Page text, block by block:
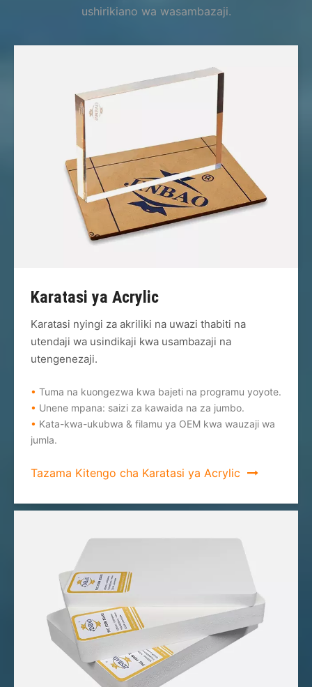
ushirikiano wa wasambazaji.
Karatasi ya Acrylic
Karatasi nyingi za akriliki na uwazi thabiti na
utendaji wa usindikaji kwa usambazaji na
utengenezaji.
• Tuma na kuongezwa kwa bajeti na programu yoyote.
• Unene mpana: saizi za kawaida na za jumbo.
• Kata-kwa-ukubwa & filamu ya OEM kwa wauzaji wa
jumla.
Tazama Kitengo cha Karatasi ya Acrylic 